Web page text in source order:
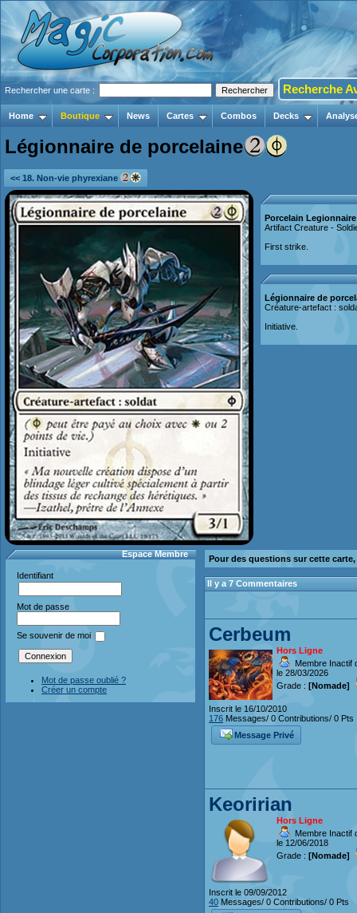
Rechercher une carte : Recherche
Home Boutique News Cartes Combos Decks
Légionnaire de porcelaine
<< 18. Non-vie phyrexiane
Porcelain Legionnaire
Artifact Creature -
First strike.
Légionnaire de
Créature-artefact :
Initiative.
Espace Membre
Identifiant
Mot de passe
Se souvenir de moi
Mot de passe oublié ?
Créer un compte
Pour des questions sur cette
Il y a 7 Commentaires
Cerbeum
Hors Ligne
Membre Inactif
le 28/03/2026
Grade : [Nomade]
Inscrit le 16/10/2010
176 Messages/ 0 Contributions/ 0 Pts
Message Privé
Keoririan
Hors Ligne
Membre Inactif
le 12/06/2018
Grade : [Nomade]
Inscrit le 09/09/2012
40 Messages/ 0 Contributions/ 0 Pts